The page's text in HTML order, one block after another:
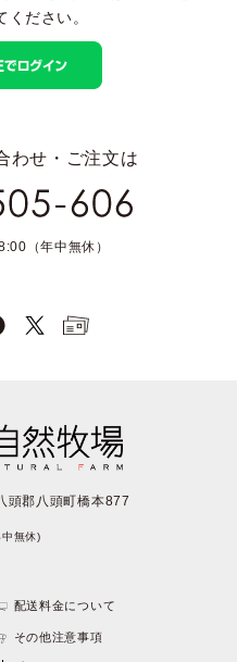
ください。
わせ・ご注文は
（年中無休）
頭郡八頭町橋本877
無休)
配送料金について
その他注意事項